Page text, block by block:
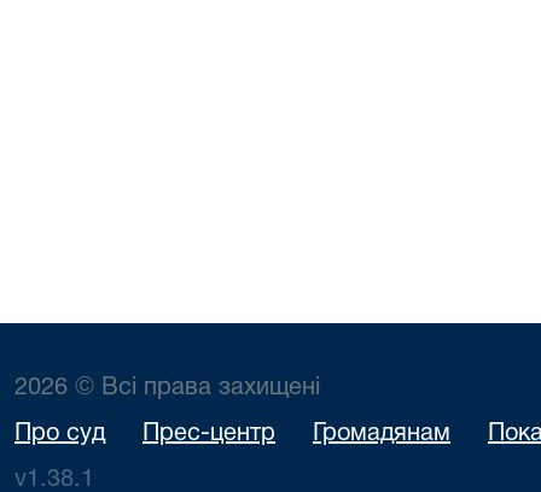
2026 © Всі права захищені
Про суд Прес-центр Громадянам
v1.38.1